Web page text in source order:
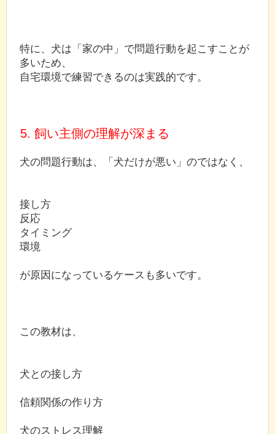
特に、犬は「家の中」で問題行動を起こすことが
多いため、
自宅環境で練習できるのは実践的です。
5. 飼い主側の理解が深まる
犬の問題行動は、「犬だけが悪い」のではなく、
接し方
反応
タイミング
環境
が原因になっているケースも多いです。
この教材は、
犬との接し方
信頼関係の作り方
犬のストレス理解